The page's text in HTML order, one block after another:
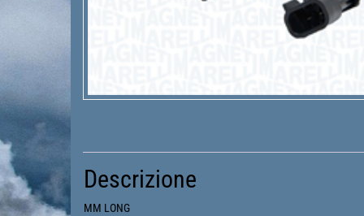
Descrizione
MM LONG